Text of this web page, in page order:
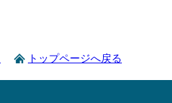
トップページへ戻る